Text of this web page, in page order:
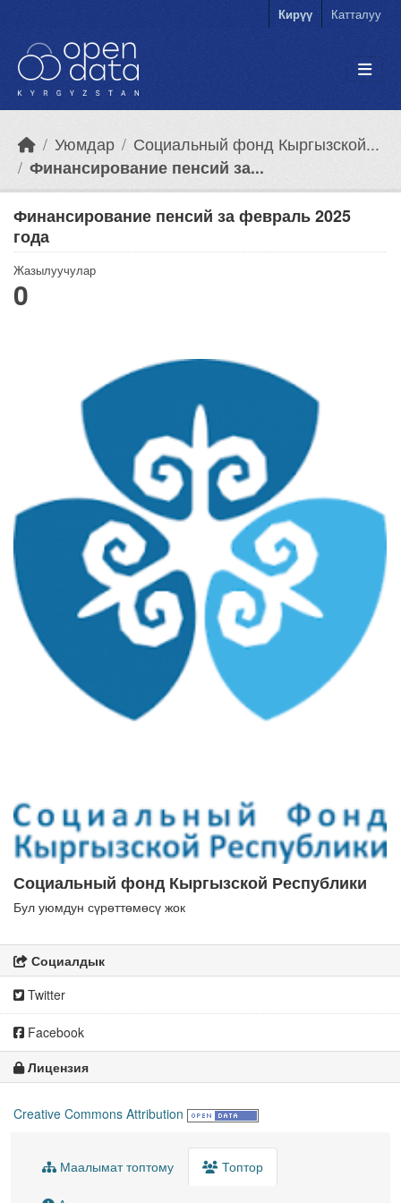
Кирүү Катталуу
Уюмдар
Социальный фонд Кыргызской...
Финансирование пенсий за...
Финансирование пенсий за февраль 2025
года
Жазылуучулар
0
Социальный фонд Кыргызской Республики
Бул уюмдун сүрөттөмөсү жок
Социалдык
Twitter
Facebook
Лицензия
Creative Commons Attribution
Маалымат топтому Топтор